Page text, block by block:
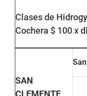
Clases de
Cochera $ 100 x
SAN
CLEMENTE